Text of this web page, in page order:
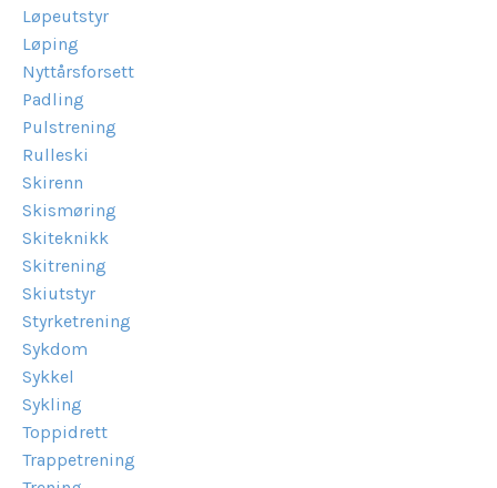
Løpeutstyr
Løping
Nyttårsforsett
Padling
Pulstrening
Rulleski
Skirenn
Skismøring
Skiteknikk
Skitrening
Skiutstyr
Styrketrening
Sykdom
Sykkel
Sykling
Toppidrett
Trappetrening